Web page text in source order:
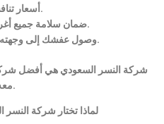
أسعار تنافسية.
ضمان سلامة جميع أغراضك أثناء النقل.
وصول عفشك إلى وجهته في الوقت المحدد.
شركة النسر السعودي هي أفضل
معه.
لماذا تختار شركة